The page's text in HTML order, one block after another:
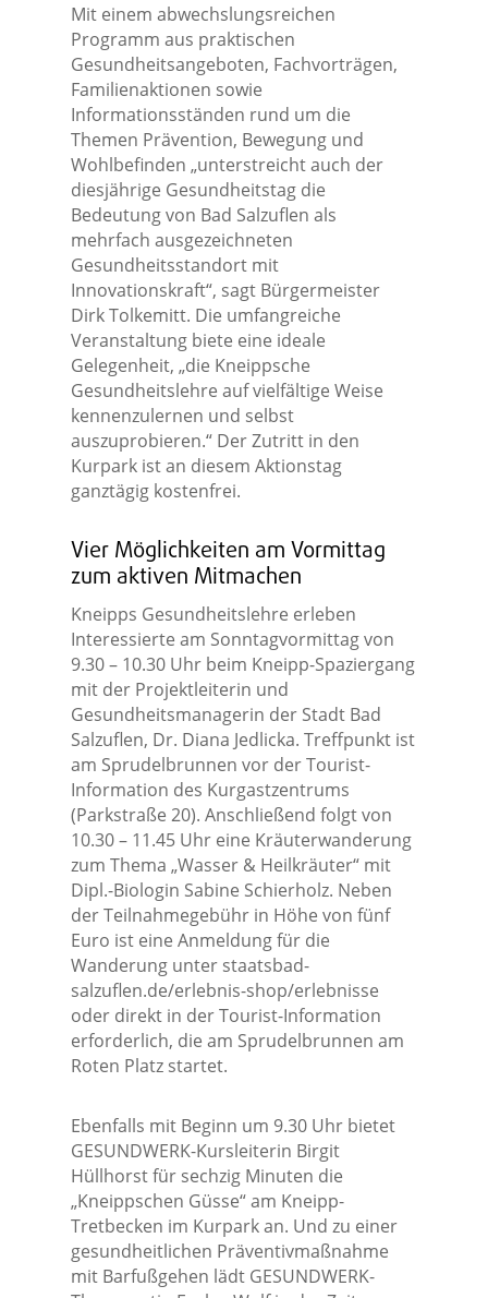
Mit einem abwechslungsreichen
Programm aus praktischen
Gesundheitsangeboten, Fachvorträgen,
Familienaktionen sowie
Informationsständen rund um die
Themen Prävention, Bewegung und
Wohlbefinden „unterstreicht auch der
diesjährige Gesundheitstag die
Bedeutung von Bad Salzuflen als
mehrfach ausgezeichneten
Gesundheitsstandort mit
Innovationskraft“, sagt Bürgermeister
Dirk Tolkemitt. Die umfangreiche
Veranstaltung biete eine ideale
Gelegenheit, „die Kneippsche
Gesundheitslehre auf vielfältige Weise
kennenzulernen und selbst
auszuprobieren.“ Der Zutritt in den
Kurpark ist an diesem Aktionstag
ganztägig kostenfrei.
Vier Möglichkeiten am Vormittag
zum aktiven Mitmachen
Kneipps Gesundheitslehre erleben
Interessierte am Sonntagvormittag von
9.30 – 10.30 Uhr beim Kneipp-Spaziergang
mit der Projektleiterin und
Gesundheitsmanagerin der Stadt Bad
Salzuflen, Dr. Diana Jedlicka. Treffpunkt ist
am Sprudelbrunnen vor der Tourist-
Information des Kurgastzentrums
(Parkstraße 20). Anschließend folgt von
10.30 – 11.45 Uhr eine Kräuterwanderung
zum Thema „Wasser & Heilkräuter“ mit
Dipl.-Biologin Sabine Schierholz. Neben
der Teilnahmegebühr in Höhe von fünf
Euro ist eine Anmeldung für die
Wanderung unter staatsbad-
salzuflen.de/erlebnis-shop/erlebnisse
oder direkt in der Tourist-Information
erforderlich, die am Sprudelbrunnen am
Roten Platz startet.
Ebenfalls mit Beginn um 9.30 Uhr bietet
GESUNDWERK-Kursleiterin Birgit
Hüllhorst für sechzig Minuten die
„Kneippschen Güsse“ am Kneipp-
Tretbecken im Kurpark an. Und zu einer
gesundheitlichen Präventivmaßnahme
mit Barfußgehen lädt GESUNDWERK-